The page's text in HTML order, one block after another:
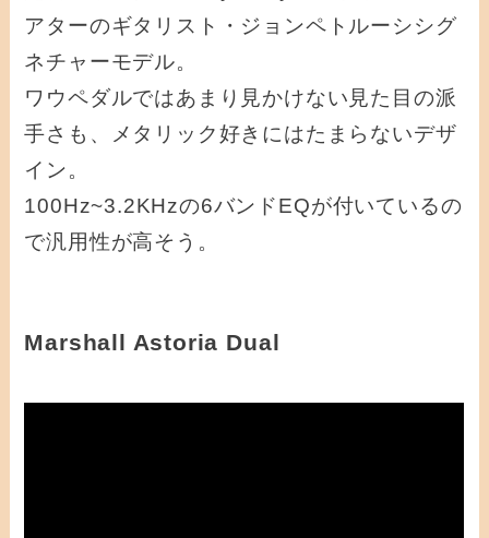
アターのギタリスト・ジョンペトルーシシグ
ネチャーモデル。
ワウペダルではあまり見かけない見た目の派
手さも、メタリック好きにはたまらないデザ
イン。
100Hz~3.2KHzの6バンドEQが付いているの
で汎用性が高そう。
Marshall Astoria Dual